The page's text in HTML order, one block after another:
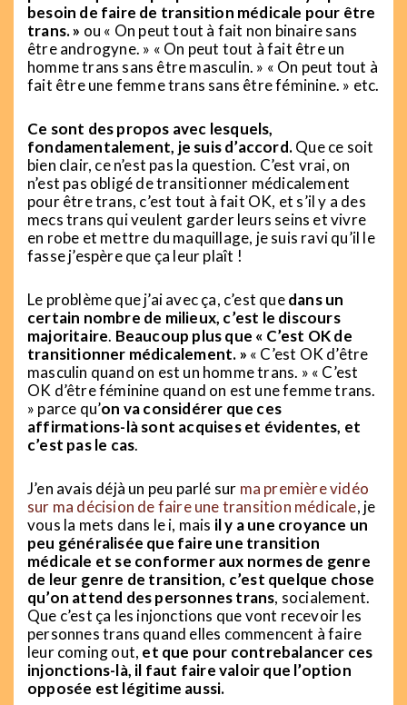
besoin de faire de transition médicale pour être
trans. » ou « On peut tout à fait non binaire sans
être androgyne. » « On peut tout à fait être un
homme trans sans être masculin. » « On peut tout à
fait être une femme trans sans être féminine. » etc.
Ce sont des propos avec lesquels,
fondamentalement, je suis d’accord.Que ce soit
bien clair, ce n’est pas la question. C’est vrai, on
n’est pas obligé de transitionner médicalement
pour être trans, c’est tout à fait OK, et s’il y a des
mecs trans qui veulent garder leurs seins et vivre
en robe et mettre du maquillage, je suis ravi qu’il le
fasse j’espère que ça leur plaît !
Le problème que j’ai avec ça, c’est quedans un
certain nombre de milieux, c’est le discours
majoritaire. Beaucoup plus que « C’est OK de
transitionner médicalement. » « C’est OK d’être
masculin quand on est un homme trans. » « C’est
OK d’être féminine quand on est une femme trans.
» parce qu’on va considérer que ces
affirmations-là sont acquises et évidentes, et
c’est pas le cas.
J’en avais déjà un peu parlé sur ma première vidéo
sur ma décision de faire une transition médicale, je
vous la mets dans le i, mais il y a une croyance un
peu généralisée que faire une transition
médicale et se conformer aux normes de genre
de leur genre de transition, c’est quelque chose
qu’on attend des personnes trans, socialement.
Que c’est ça les injonctions que vont recevoir les
personnes trans quand elles commencent à faire
leur coming out, et que pour contrebalancer ces
injonctions-là, il faut faire valoir que l’option
opposée est légitime aussi.